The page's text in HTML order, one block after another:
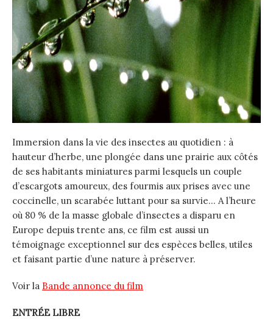
Immersion dans la vie des insectes au quotidien : à
hauteur d’herbe, une plongée dans une prairie aux côtés
de ses habitants miniatures parmi lesquels un couple
d’escargots amoureux, des fourmis aux prises avec une
coccinelle, un scarabée luttant pour sa survie… A l’heure
où 80 % de la masse globale d’insectes a disparu en
Europe depuis trente ans, ce film est aussi un
témoignage exceptionnel sur des espèces belles, utiles
et faisant partie d’une nature à préserver.
Voir la Bande annonce du film
ENTRÉE LIBRE